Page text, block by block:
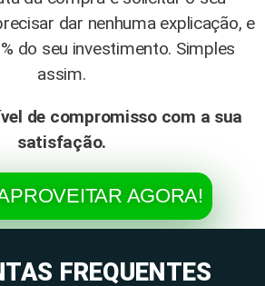
dar nenhuma explicação, e
do seu investimento. Simples
assim.
de compromisso com a sua
satisfação.
AGORA!
FREQUENTES